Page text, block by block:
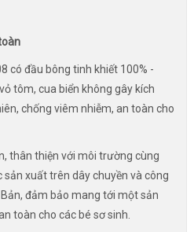
có đầu bông tinh khiết 100% -
tôm, cua biển không gây kích
chống viêm nhiễm, an toàn cho
thân thiện với môi trường cùng
xuất trên dây chuyền và công
đảm bảo mang tới một sản
toàn cho các bé sơ sinh.